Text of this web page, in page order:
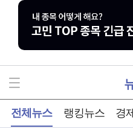
전체뉴스 랭킹뉴스 경제